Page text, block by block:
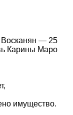
Восканян — 25
Карины Маро
имущество.